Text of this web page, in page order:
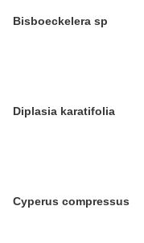
Bisboeckelera sp
Diplasia karatifolia
Cyperus compressus